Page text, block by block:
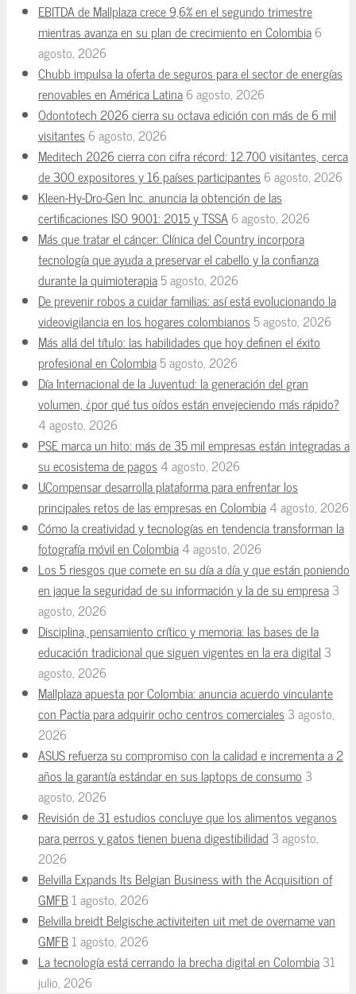
EBITDA de Mallplaza crece 9,6% en el segundo trimestre
mientras avanza en su plan de crecimiento en Colombia6
agosto, 2026
Chubb impulsa la oferta de seguros para el sector de energías
renovables en América Latina6 agosto, 2026
Odontotech 2026 cierra su octava edición con más de 6 mil
visitantes6 agosto, 2026
Meditech 2026 cierra con cifra récord: 12.700 visitantes, cerca
de 300 expositores y 16 países participantes6 agosto, 2026
Kleen-Hy-Dro-Gen Inc. anuncia la obtención de las
certificaciones ISO 9001: 2015 y TSSA6 agosto, 2026
Más que tratar el cáncer: Clínica del Country incorpora
tecnología que ayuda a preservar el cabello y la confianza
durante la quimioterapia5 agosto, 2026
De prevenir robos a cuidar familias: así está evolucionando la
videovigilancia en los hogares colombianos5 agosto, 2026
Más allá del título: las habilidades que hoy definen el éxito
profesional en Colombia5 agosto, 2026
Día Internacional de la Juventud: la generación del gran
volumen, ¿por qué tus oídos están envejeciendo más rápido?
4 agosto, 2026
PSE marca un hito: más de 35 mil empresas están integradas a
su ecosistema de pagos4 agosto, 2026
UCompensar desarrolla plataforma para enfrentar los
principales retos de las empresas en Colombia4 agosto, 2026
Cómo la creatividad y tecnologías en tendencia transforman la
fotografía móvil en Colombia4 agosto, 2026
Los 5 riesgos que comete en su día a día y que están poniendo
en jaque la seguridad de su información y la de su empresa3
agosto, 2026
Disciplina, pensamiento crítico y memoria: las bases de la
educación tradicional que siguen vigentes en la era digital 3
agosto, 2026
Mallplaza apuesta por Colombia: anuncia acuerdo vinculante
con Pactia para adquirir ocho centros comerciales3 agosto,
2026
ASUS refuerza su compromiso con la calidad e incrementa a 2
años la garantía estándar en sus laptops de consumo 3
agosto, 2026
Revisión de 31 estudios concluye que los alimentos veganos
para perros y gatos tienen buena digestibilidad 3 agosto,
2026
Belvilla Expands Its Belgian Business with the Acquisition of
GMFB1 agosto, 2026
Belvilla breidt Belgische activiteiten uit met de overname van
GMFB1 agosto, 2026
La tecnología está cerrando la brecha digital en Colombia31
julio, 2026